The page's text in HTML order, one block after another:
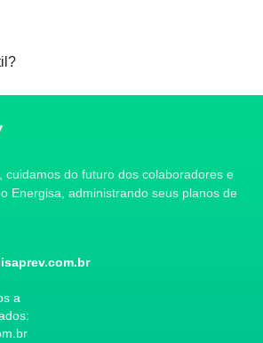
cuidamos do futuro dos colaboradores e
Energisa, administrando seus planos de
a